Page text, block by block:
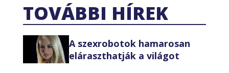
TOVÁBBI HÍREK
A szexrobotok hamarosan
eláraszthatják a világot